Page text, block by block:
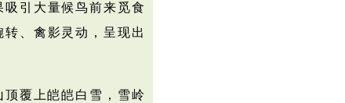
吸引大量候鸟前来觅食
转、禽影灵动，呈现出
覆上皑皑白雪，雪岭